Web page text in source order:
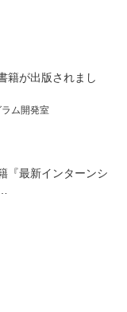
籍が出版されまし
ム開発室
『最新インターンシ